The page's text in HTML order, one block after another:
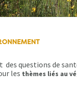
des questions de
les thèmes liés au